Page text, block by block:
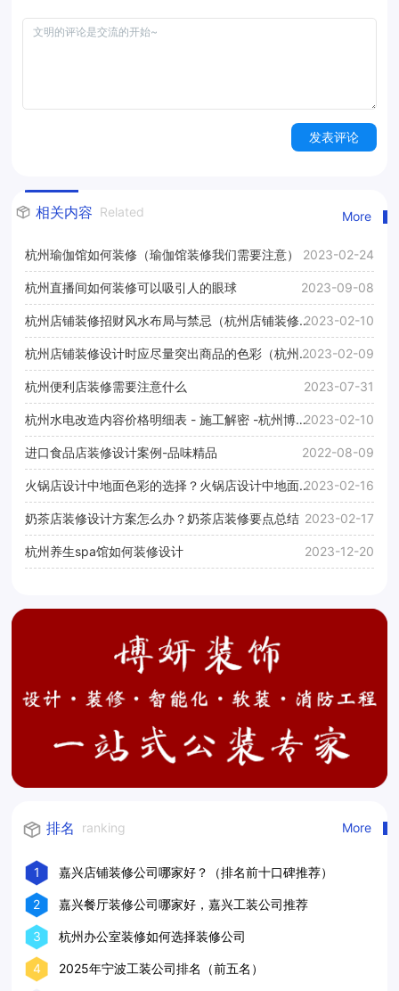
发表评论
相关内容 Related More
杭州瑜伽馆如何装修（瑜伽馆装修我们需要注意） 2023-02-24
杭州直播间如何装修可以吸引人的眼球 2023-09-08
杭州店铺装修招财风水布局与禁忌（杭州店铺装修风
水布局）
2023-02-10
杭州店铺装修设计时应尽量突出商品的色彩（杭州店
铺装修设计效果图）
2023-02-09
杭州便利店装修需要注意什么 2023-07-31
杭州水电改造内容价格明细表 - 施工解密 -杭州博妍
装饰
2023-02-10
进口食品店装修设计案例-品味精品 2022-08-09
火锅店设计中地面色彩的选择？火锅店设计中地面通
常使用什么色彩？
2023-02-16
奶茶店装修设计方案怎么办？奶茶店装修要点总结 2023-02-17
杭州养生spa馆如何装修设计 2023-12-20
排名 ranking More
1 嘉兴店铺装修公司哪家好？（排名前十口碑推荐）
2 嘉兴餐厅装修公司哪家好，嘉兴工装公司推荐
3 杭州办公室装修如何选择装修公司
4 2025年宁波工装公司排名（前五名）